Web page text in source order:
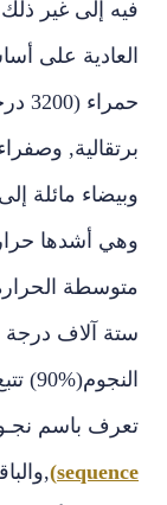
فيه إلى غير
العادية على
برتقالية‏,‏
وهي أشدها
متوسطة
ستة آلاف درجة
تعرف باسم
sequence)